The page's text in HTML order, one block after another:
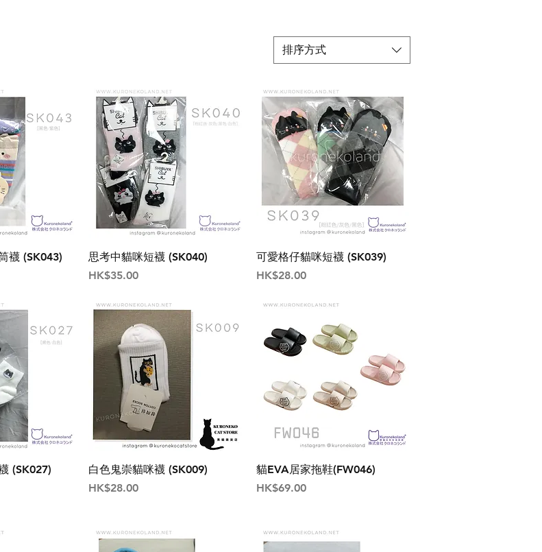
排序方式
襪 (SK043)
思考中貓咪短襪 (SK040)
價格
HK$35.00
可愛格仔貓咪短襪 (SK039)
價格
HK$28.00
(SK027)
白色鬼崇貓咪襪 (SK009)
價格
HK$28.00
貓EVA居家拖鞋(FW046)
價格
HK$69.00